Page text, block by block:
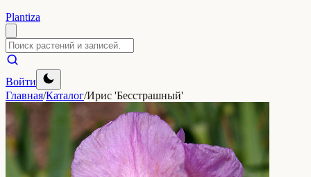
Plantiza
Войти
Главная/Каталог/Ирис 'Бесстрашный'